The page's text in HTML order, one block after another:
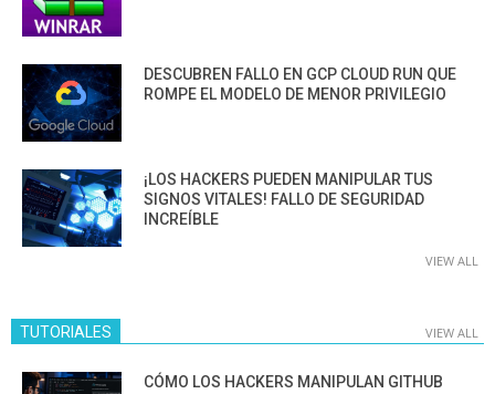
DESCUBREN FALLO EN GCP CLOUD RUN QUE
ROMPE EL MODELO DE MENOR PRIVILEGIO
¡LOS HACKERS PUEDEN MANIPULAR TUS
SIGNOS VITALES! FALLO DE SEGURIDAD
INCREÍBLE
VIEW ALL
TUTORIALES VIEW ALL
CÓMO LOS HACKERS MANIPULAN GITHUB